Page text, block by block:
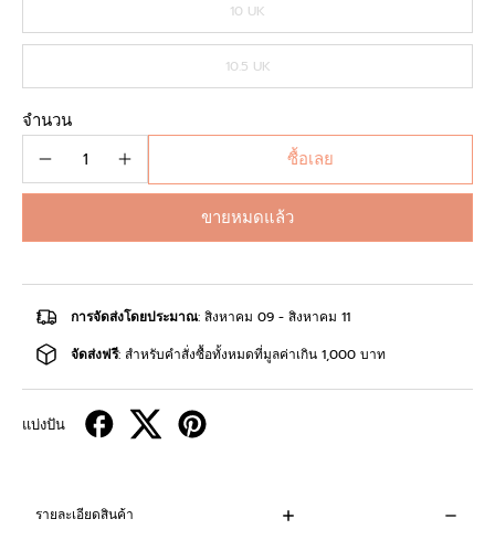
10 UK
10.5 UK
จำนวน
ขายหมดแล้ว
ซื้อเลย
การจัดส่งโดยประมาณ: สิงหาคม 09 - สิงหาคม 11
จัดส่งฟรี: สำหรับคำสั่งซื้อทั้งหมดที่มูลค่าเกิน 1,000 บาท
แบ่งปัน
รายละเอียดสินค้า